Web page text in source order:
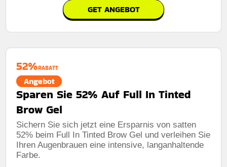
GET ANGEBOT
52%RABATT
Angebot
Sparen Sie 52% Auf Full In Tinted
Brow Gel
Sichern Sie sich jetzt eine Ersparnis von satten
52% beim Full In Tinted Brow Gel und verleihen Sie
Ihren Augenbrauen eine intensive, langanhaltende
Farbe.